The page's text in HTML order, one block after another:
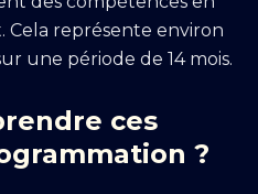
Cela représente environ
une période de 14 mois.
ces
?